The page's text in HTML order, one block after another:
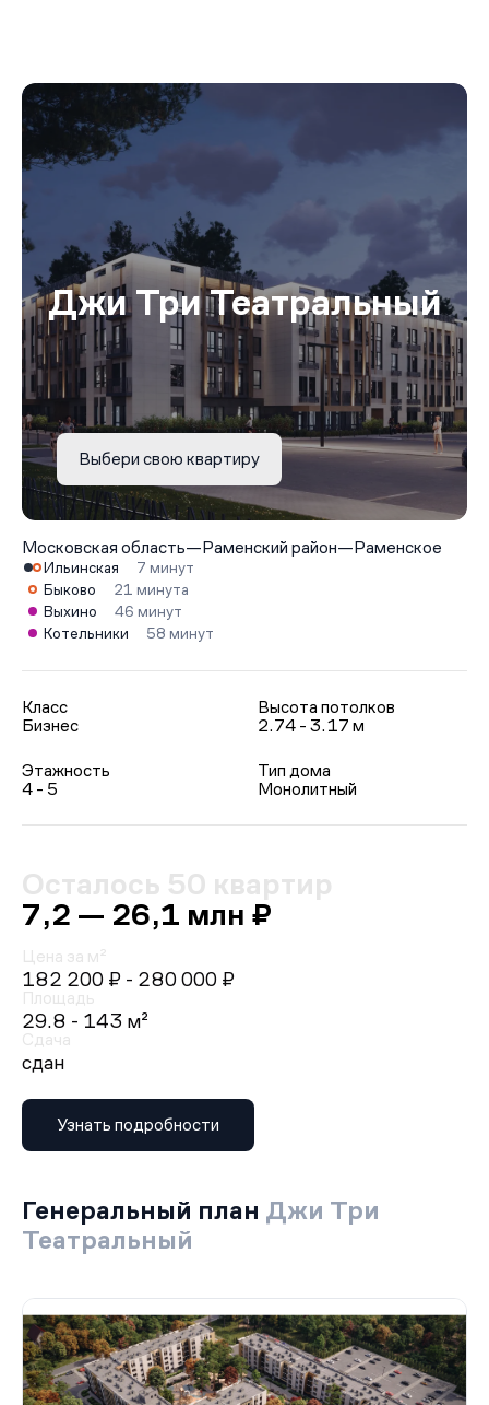
Джи Три Театральный
Выбери свою квартиру
Московская область—Раменский район—Раменское
Ильинская
7 минут
Быково
21 минута
Выхино
46 минут
Котельники
58 минут
Класс
Бизнес
Высота потолков
2.74 - 3.17 м
Этажность
4 - 5
Тип дома
Монолитный
Осталось 50 квартир
7,2 — 26,1 млн ₽
Цена за м²
182 200 ₽ - 280 000 ₽
Площадь
29.8 - 143 м²
Сдача
сдан
Узнать подробности
Генеральный план Джи Три
Театральный